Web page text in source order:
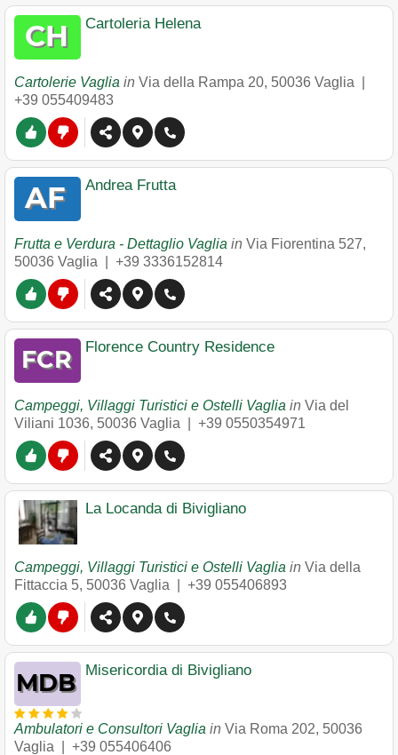
Cartoleria Helena
Cartolerie Vaglia in Via della Rampa 20, 50036 Vaglia
+39 055409483
Andrea Frutta
Frutta e Verdura - Dettaglio Vaglia in Via Fiorentina 527,
50036 Vaglia +39 3336152814
Florence Country Residence
Campeggi, Villaggi Turistici e Ostelli Vaglia in Via del
Viliani 1036, 50036 Vaglia +39 0550354971
La Locanda di Bivigliano
Campeggi, Villaggi Turistici e Ostelli Vaglia in Via della
Fittaccia 5, 50036 Vaglia +39 055406893
Misericordia di Bivigliano
Ambulatori e Consultori Vaglia in Via Roma 202, 50036
Vaglia
+39 055406406